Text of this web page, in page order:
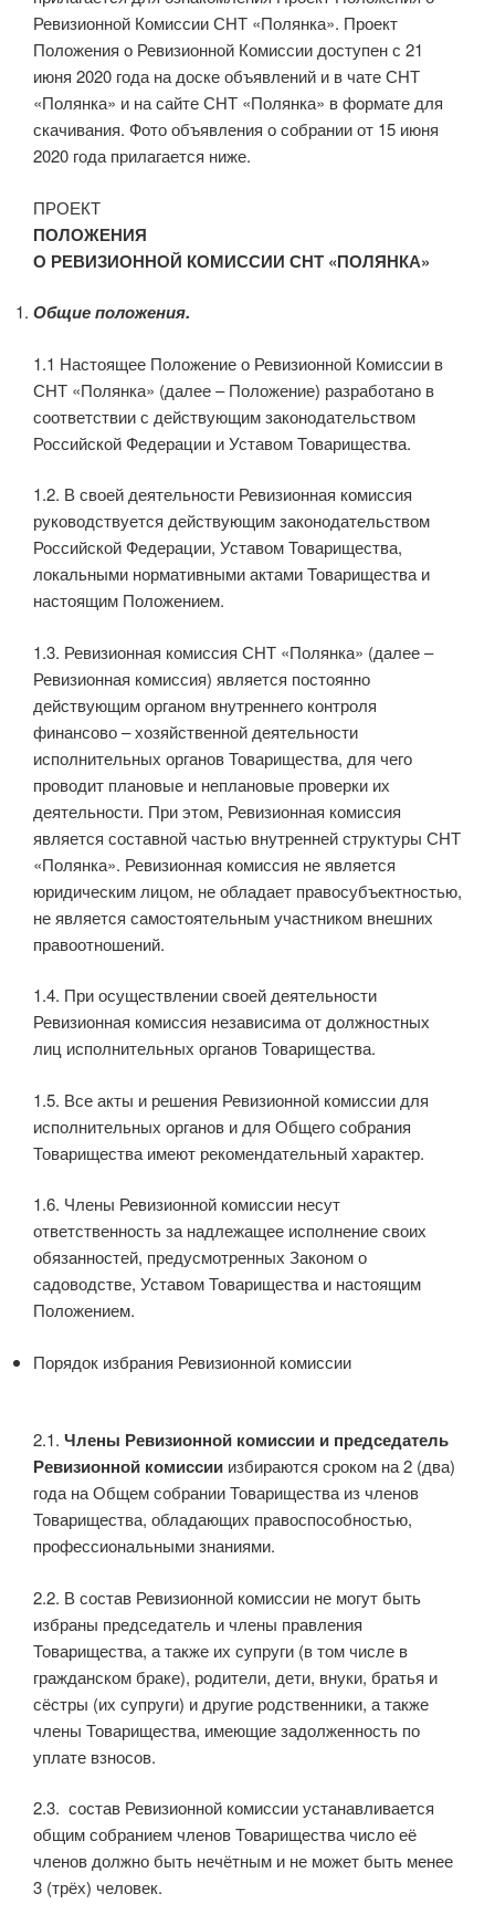
Ревизионной Комиссии СНТ «Полянка». Проект
Положения о Ревизионной Комиссии доступен с 21
июня 2020 года на доске объявлений и в чате СНТ
«Полянка» и на сайте СНТ «Полянка» в формате для
скачивания. Фото объявления о собрании от 15 июня
2020 года прилагается ниже.
ПРОЕКТ
ПОЛОЖЕНИЯ
О РЕВИЗИОННОЙ КОМИССИИ СНТ «ПОЛЯНКА»
Общие положения.
1.1 Настоящее Положение о Ревизионной Комиссии в
СНТ «Полянка» (далее – Положение) разработано в
соответствии с действующим законодательством
Российской Федерации и Уставом Товарищества.
1.2. В своей деятельности Ревизионная комиссия
руководствуется действующим законодательством
Российской Федерации, Уставом Товарищества,
локальными нормативными актами Товарищества и
настоящим Положением.
1.3. Ревизионная комиссия СНТ «Полянка» (далее –
Ревизионная комиссия) является постоянно
действующим органом внутреннего контроля
финансово – хозяйственной деятельности
исполнительных органов Товарищества, для чего
проводит плановые и неплановые проверки их
деятельности. При этом, Ревизионная комиссия
является составной частью внутренней структуры СНТ
«Полянка». Ревизионная комиссия не является
юридическим лицом, не обладает правосубъектностью,
не является самостоятельным участником внешних
правоотношений.
1.4. При осуществлении своей деятельности
Ревизионная комиссия независима от должностных
лиц исполнительных органов Товарищества.
1.5. Все акты и решения Ревизионной комиссии для
исполнительных органов и для Общего собрания
Товарищества имеют рекомендательный характер.
1.6. Члены Ревизионной комиссии несут
ответственность за надлежащее исполнение своих
обязанностей, предусмотренных Законом о
садоводстве, Уставом Товарищества и настоящим
Положением.
Порядок избрания Ревизионной комиссии
2.1. Члены Ревизионной комиссии и председатель
Ревизионной комиссии избираются сроком на 2 (два)
года на Общем собрании Товарищества из членов
Товарищества, обладающих правоспособностью,
профессиональными знаниями.
2.2. В состав Ревизионной комиссии не могут быть
избраны председатель и члены правления
Товарищества, а также их супруги (в том числе в
гражданском браке), родители, дети, внуки, братья и
сёстры (их супруги) и другие родственники, а также
члены Товарищества, имеющие задолженность по
уплате взносов.
2.3. состав Ревизионной комиссии устанавливается
общим собранием членов Товарищества число её
членов должно быть нечётным и не может быть менее
3 (трёх) человек.